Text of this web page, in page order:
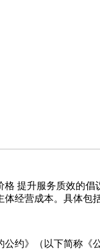
服务质效的倡议
经营成本。具体包括
（以下简称《公